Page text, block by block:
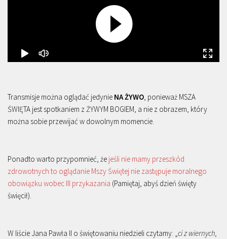
Transmisje można oglądać jedynie NA ŻYWO , ponieważ MSZA
ŚWIĘTA jest spotkaniem z ŻYWYM BOGIEM, a nie z obrazem, który
można sobie przewijać w dowolnym momencie.
Ponadto warto przypomnieć, że jeśli nie mamy przeszkód
zdrowotnych to oglądanie Mszy Świętej nie zastępuje moralnego
obowiązku wobec III przykazania (Pamiętaj, abyś dzień święty
święcił).
W liście Jana Pawła II o świętowaniu niedzieli czytamy: „ ci z wiernych,